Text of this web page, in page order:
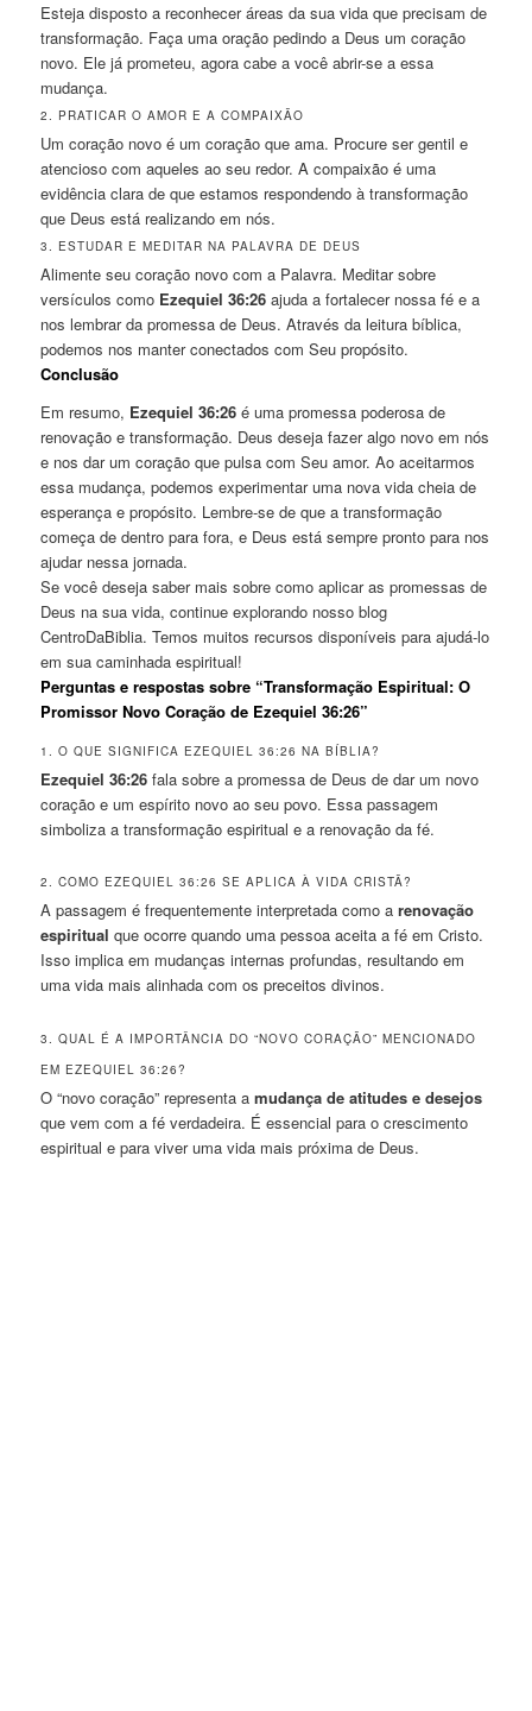
Esteja disposto a reconhecer áreas da sua vida que precisam de
transformação. Faça uma oração pedindo a Deus um coração
novo. Ele já prometeu, agora cabe a você abrir-se a essa
mudança.
2. PRATICAR O AMOR E A COMPAIXÃO
Um coração novo é um coração que ama. Procure ser gentil e
atencioso com aqueles ao seu redor. A compaixão é uma
evidência clara de que estamos respondendo à transformação
que Deus está realizando em nós.
3. ESTUDAR E MEDITAR NA PALAVRA DE DEUS
Alimente seu coração novo com a Palavra. Meditar sobre
versículos como Ezequiel 36:26 ajuda a fortalecer nossa fé e a
nos lembrar da promessa de Deus. Através da leitura bíblica,
podemos nos manter conectados com Seu propósito.
Conclusão
Em resumo, Ezequiel 36:26 é uma promessa poderosa de
renovação e transformação. Deus deseja fazer algo novo em nós
e nos dar um coração que pulsa com Seu amor. Ao aceitarmos
essa mudança, podemos experimentar uma nova vida cheia de
esperança e propósito. Lembre-se de que a transformação
começa de dentro para fora, e Deus está sempre pronto para nos
ajudar nessa jornada.
Se você deseja saber mais sobre como aplicar as promessas de
Deus na sua vida, continue explorando nosso blog
CentroDaBiblia. Temos muitos recursos disponíveis para ajudá-lo
em sua caminhada espiritual!
Perguntas e respostas sobre “Transformação Espiritual: O
Promissor Novo Coração de Ezequiel 36:26”
1. O QUE SIGNIFICA EZEQUIEL 36:26 NA BÍBLIA?
Ezequiel 36:26 fala sobre a promessa de Deus de dar um novo
coração e um espírito novo ao seu povo. Essa passagem
simboliza a transformação espiritual e a renovação da fé.
2. COMO EZEQUIEL 36:26 SE APLICA À VIDA CRISTÃ?
A passagem é frequentemente interpretada como arenovação
espiritual que ocorre quando uma pessoa aceita a fé em Cristo.
Isso implica em mudanças internas profundas, resultando em
uma vida mais alinhada com os preceitos divinos.
3. QUAL É A IMPORTÂNCIA DO “NOVO CORAÇÃO” MENCIONADO
EM EZEQUIEL 36:26?
O “novo coração” representa amudança de atitudes e desejos
que vem com a fé verdadeira. É essencial para o crescimento
espiritual e para viver uma vida mais próxima de Deus.